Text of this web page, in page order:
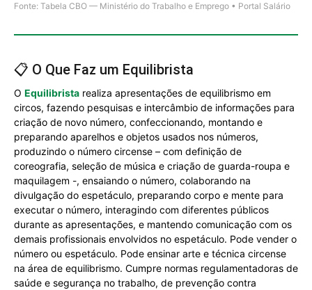
Fonte: Tabela CBO — Ministério do Trabalho e Emprego • Portal Salário
📋 O Que Faz um Equilibrista
O Equilibrista realiza apresentações de equilibrismo em
circos, fazendo pesquisas e intercâmbio de informações para
criação de novo número, confeccionando, montando e
preparando aparelhos e objetos usados nos números,
produzindo o número circense – com definição de
coreografia, seleção de música e criação de guarda-roupa e
maquilagem -, ensaiando o número, colaborando na
divulgação do espetáculo, preparando corpo e mente para
executar o número, interagindo com diferentes públicos
durante as apresentações, e mantendo comunicação com os
demais profissionais envolvidos no espetáculo. Pode vender o
número ou espetáculo. Pode ensinar arte e técnica circense
na área de equilibrismo. Cumpre normas regulamentadoras de
saúde e segurança no trabalho, de prevenção contra